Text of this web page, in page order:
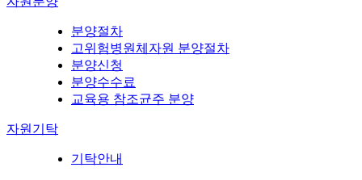
분양절차
고위험병원체자원 분양절차
분양신청
분양수수료
교육용 참조균주 분양
자원기탁
기탁안내